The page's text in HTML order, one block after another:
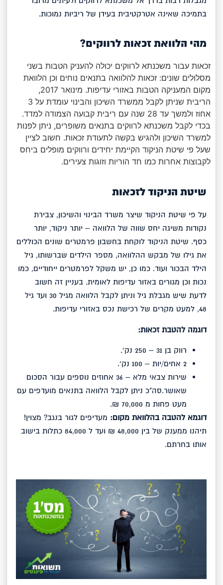
בתמיכה שאינה אטרקטיבית בעידן של ריביות נמוכות.
מהי הלוואת זכאות לרווקים?
זכאות עבור משכנתא לרווקים יכולה להעניק הטבות בשני
מסלולים שונים: זכאות להלוואה בתנאים נוחים וכן הלוואת
מקום המעניקה הטבות באזורי עדיפות. מינואר 2017,
הריבית שניתן לקבל ממשרד השיכון והבינוי עומדת על 3
אחוז ולמשך עד 28 שנה עם ריבית קבועה הצמודה למדד.
בכדי לקבל משכנתא לרווקים בתנאים משופרים, ניתן לפנות
למשרד השיכון ולהגיש בקשה לתעודת זכאות. חשוב לציין
שעל פי שיטת הניקוד הקיימת יחידים ורווקים מופלים ביחס
לקבוצות אחרות כמו חד הוריות וזוגות צעירים.
שיטת הניקוד לזכאות
על פי שיטת הניקוד שיצר משרד הבינוי והשיכון, צבירת
נקודות משיגה יחס שווה של הלוואה – יותר ניקוד, יותר
כסף. שיטת הניקוד לוקחת בחשבון פרמטרים שונים הכוללים
את גילו של מבקש ההלוואה, מספר הילדים שברשותו, גיל
הילד הבכור ועוד. כמו כן, יש משקל לפרמטרים ייחודיים, כמו
נכות וכן מגורים באזור עדיפות לאומית. בעניין זה חשוב
לדעת שיש מגבלת גיל וניתן לקבל הלוואה מגיל 30 ועד גיל
48, למעט מקרים של רכישת נכס באזורי עדיפות.
דוגמה להטבת זכאות:
רווק בן 31 – 250 נק'.
2 אחים/יות – 100 נק'.
שירות צבאי מלא – 36 אחוזים נוספים עבור הסכום
שאושר.סה"כ ניתן לקבל הלוואה בתנאים מועדפים עם
מעט פחות מ 70,000 ₪.
דוגמא להטבה בהלוואת מקום: מעדיפים לגור בנגב? מצוין!
תיהנו ממענק של בין 48,000 ₪ ועד ל 84,000 כתלות בישוב
אותו בחרתם.